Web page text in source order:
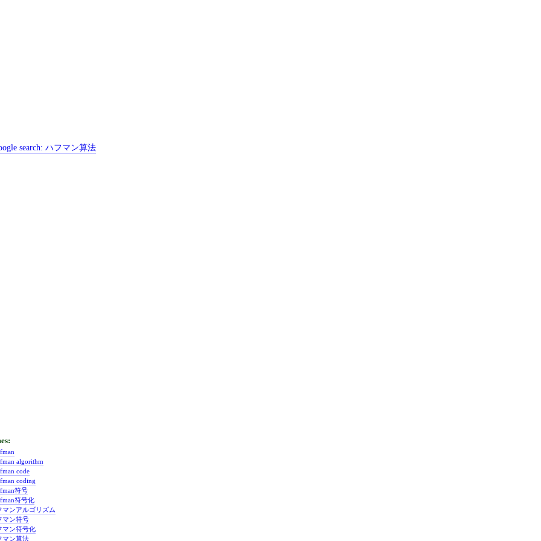
search:ハフマン算法
algorithm
code
coding
符号
符号化
マンアルゴリズム
マン符号
マン符号化
マン算法